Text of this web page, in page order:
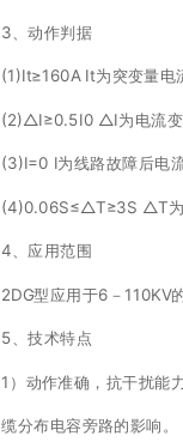
3、动作判据
(1)It≥160A It为突变量电
(2)△I≥0.5I0 △I为电流变
(3)I=0 I为线路故障后电
(4)0.06S≤△T≥3S △T为
4、应用范围
2DG型应用于6－110KV
5、技术特点
1）动作准确，抗干扰能
缆分布电容旁路的影响。